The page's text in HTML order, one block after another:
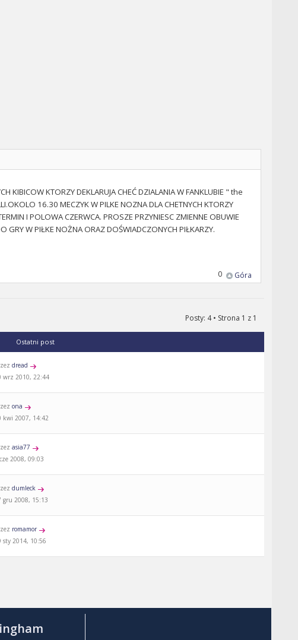
KIBICOW KTORZY DEKLARUJA CHEĆ DZIALANIA W FANKLUBIE " the
16.30 MECZYK W PILKE NOZNA DLA CHETNYCH KTORZY
I POLOWA CZERWCA. PROSZE PRZYNIESC ZMIENNE OBUWIE
GRY W PIŁKE NOŻNA ORAZ DOŚWIADCZONYCH PIŁKARZY.
Góra
0
Posty: 4 • Strona 1 z 1
Ostatni post
dread
wrz 2010, 22:44
ona
kwi 2007, 14:42
asia77
2008, 09:03
dumleck
gru 2008, 15:13
romamor
sty 2014, 10:56